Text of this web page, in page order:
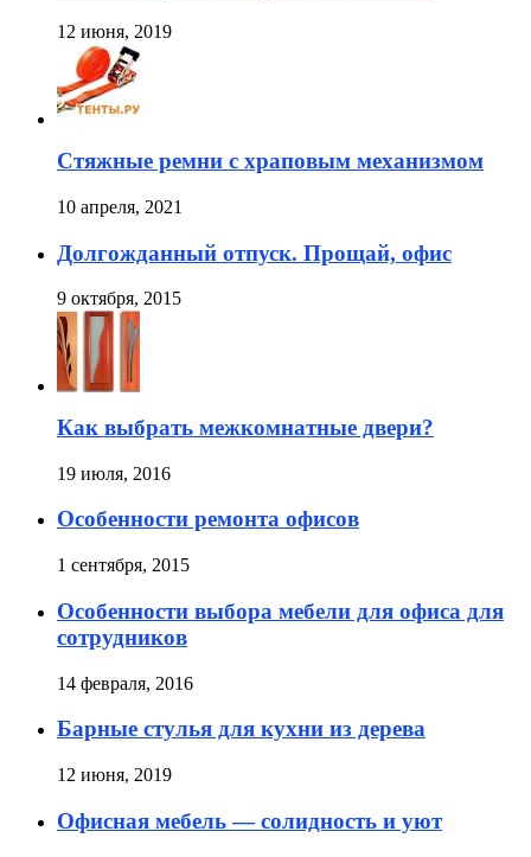
12 июня, 2019
Стяжные ремни с храповым механизмом
10 апреля, 2021
Долгожданный отпуск. Прощай, офис
9 октября, 2015
Как выбрать межкомнатные двери?
19 июля, 2016
Особенности ремонта офисов
1 сентября, 2015
Особенности выбора мебели для офиса для
сотрудников
14 февраля, 2016
Барные стулья для кухни из дерева
12 июня, 2019
Офисная мебель — солидность и уют